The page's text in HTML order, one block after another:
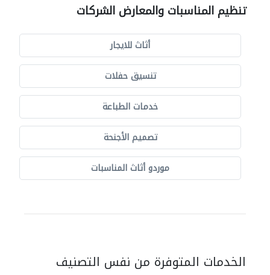
تنظيم المناسبات والمعارض الشركات
أثاث للايجار
تنسيق حفلات
خدمات الطباعة
تصميم الأجنحة
موردو أثاث المناسبات
الخدمات المتوفرة من نفس التصنيف